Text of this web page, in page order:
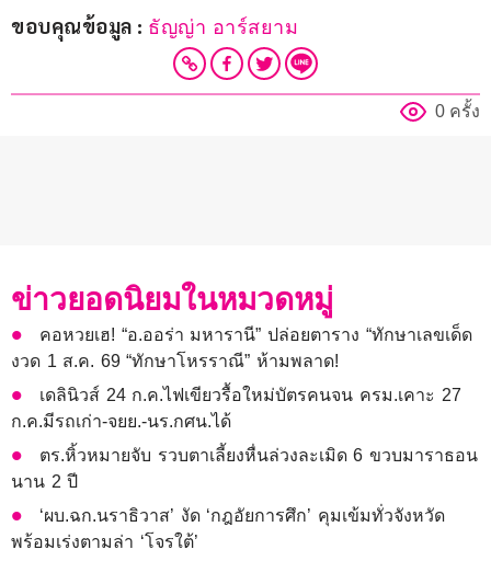
ขอบคุณข้อมูล : ธัญญ่า อาร์สยาม
0 ครั้ง
ข่าวยอดนิยมในหมวดหมู่
คอหวยเฮ! “อ.ออร่า มหารานี” ปล่อยตาราง “ทักษาเลขเด็ด
งวด 1 ส.ค. 69 “ทักษาโหรราณี” ห้ามพลาด!
เดลินิวส์ 24 ก.ค.ไฟเขียวรื้อใหม่บัตรคนจน ครม.เคาะ 27
ก.ค.มีรถเก่า-จยย.-นร.กศน.ได้
ตร.หิ้วหมายจับ รวบตาเลี้ยงหื่นล่วงละเมิด 6 ขวบมาราธอน
นาน 2 ปี
‘ผบ.ฉก.นราธิวาส’ งัด ‘กฎอัยการศึก’ คุมเข้มทั่วจังหวัด
พร้อมเร่งตามล่า ‘โจรใต้’